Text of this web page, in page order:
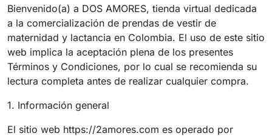
Bienvenido(a) a DOS AMORES, tienda virtual dedicada
a la comercialización de prendas de vestir de
maternidad y lactancia en Colombia. El uso de este sitio
web implica la aceptación plena de los presentes
Términos y Condiciones, por lo cual se recomienda su
lectura completa antes de realizar cualquier compra.
1. Información general
El sitio web https://2amores.com es operado por